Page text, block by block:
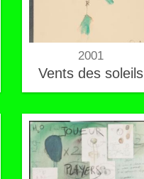
2001
Vents des soleils